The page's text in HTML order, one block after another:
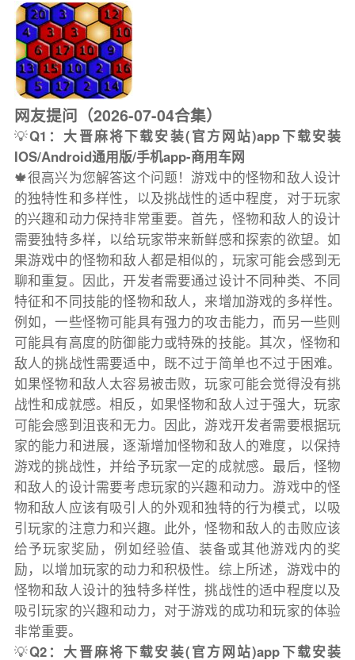
网友提问（2026-07-04合集）
💡Q1：大晋麻将下载安装(官方网站)app下载安装
IOS/Android通用版/手机app-商用车网
🍁很高兴为您解答这个问题！游戏中的怪物和敌人设计
的独特性和多样性，以及挑战性的适中程度，对于玩家
的兴趣和动力保持非常重要。首先，怪物和敌人的设计
需要独特多样，以给玩家带来新鲜感和探索的欲望。如
果游戏中的怪物和敌人都是相似的，玩家可能会感到无
聊和重复。因此，开发者需要通过设计不同种类、不同
特征和不同技能的怪物和敌人，来增加游戏的多样性。
例如，一些怪物可能具有强力的攻击能力，而另一些则
可能具有高度的防御能力或特殊的技能。其次，怪物和
敌人的挑战性需要适中，既不过于简单也不过于困难。
如果怪物和敌人太容易被击败，玩家可能会觉得没有挑
战性和成就感。相反，如果怪物和敌人过于强大，玩家
可能会感到沮丧和无力。因此，游戏开发者需要根据玩
家的能力和进展，逐渐增加怪物和敌人的难度，以保持
游戏的挑战性，并给予玩家一定的成就感。最后，怪物
和敌人的设计需要考虑玩家的兴趣和动力。游戏中的怪
物和敌人应该有吸引人的外观和独特的行为模式，以吸
引玩家的注意力和兴趣。此外，怪物和敌人的击败应该
给予玩家奖励，例如经验值、装备或其他游戏内的奖
励，以增加玩家的动力和积极性。综上所述，游戏中的
怪物和敌人设计的独特多样性，挑战性的适中程度以及
吸引玩家的兴趣和动力，对于游戏的成功和玩家的体验
非常重要。
💡Q2：大晋麻将下载安装(官方网站)app下载安装